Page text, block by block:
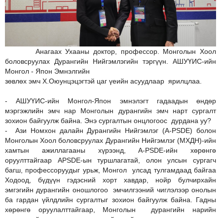
Анагаах Ухааны доктор, профессор. Монголын Хоол
боловсруулах Дурангийн Нийгэмлэгийн тэргүүн. АШУҮИС-ийн
Монгол - Япон Эмнэлгийн
зөвлөх эмч Х.Оюунцэцэгтэй цаг үеийн асуудлаар ярилцлаа.
- АШУҮИС-ийн Монгол-Япон эмнэлэгт гадаадын өндөр
мэргэжлийн эмч нар Монголын дурангийн эмч нарт сургалт
зохион байгуулж байна. Энэ сургалтын онцлогоос дурдана уу?
- Ази Номхон далайн Дурангийн Нийгэмлэг (А-PSDE) болон
Монголын Хоол боловсруулах Дурангийн Нийгэмлэг (МХДН)-ийн
хамтын ажиллагааны хүрээнд, А-PSDE-ийн хөрөнгө
оруулттайгаар APSDE-ын туршлагатай, олон улсын сургагч
багш, профессоруудыг урьж, Монгол улсад тулгамдаад байгаа
Ходоод, бүдүүн гэдэсний хорт хавдар, нойр булчирхайн
эмгэгийн дурангийн оношлогоо эмчилгээний чиглэлээр онолын
ба гардан үйлдлийн сургалтыг зохион байгуулж байна. Гадны
хөрөнгө оруулалттайгаар, Монголын дурангийн нарийн